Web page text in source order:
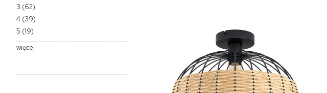
3 (62)
4 (39)
5 (19)
więcej